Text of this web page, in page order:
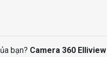
bạn? Camera 360 Elliview